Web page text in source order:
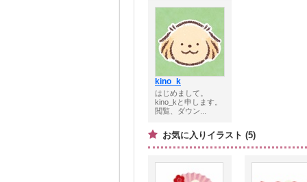
kino_k
はじめまして。
kino_kと申します。
閲覧、ダウン...
お気に入りイラスト (5)